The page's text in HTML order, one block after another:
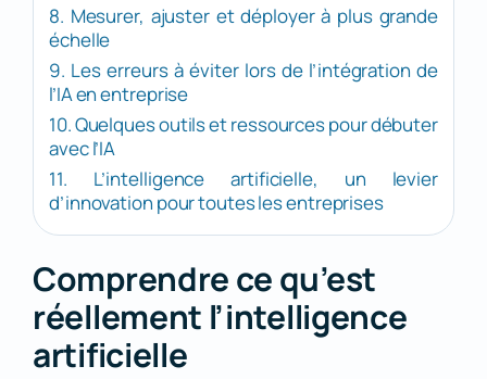
8. Mesurer, ajuster et déployer à plus grande
échelle
9. Les erreurs à éviter lors de l’intégration de
l’IA en entreprise
10. Quelques outils et ressources pour débuter
avec l’IA
11. L’intelligence artificielle, un levier
d’innovation pour toutes les entreprises
Comprendre ce qu’est
réellement l’intelligence
artificielle